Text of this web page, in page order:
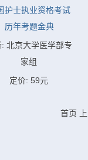
护士执业资格考试
历年考题金典
北京大学医学部专
家组
定价: 59元
首页